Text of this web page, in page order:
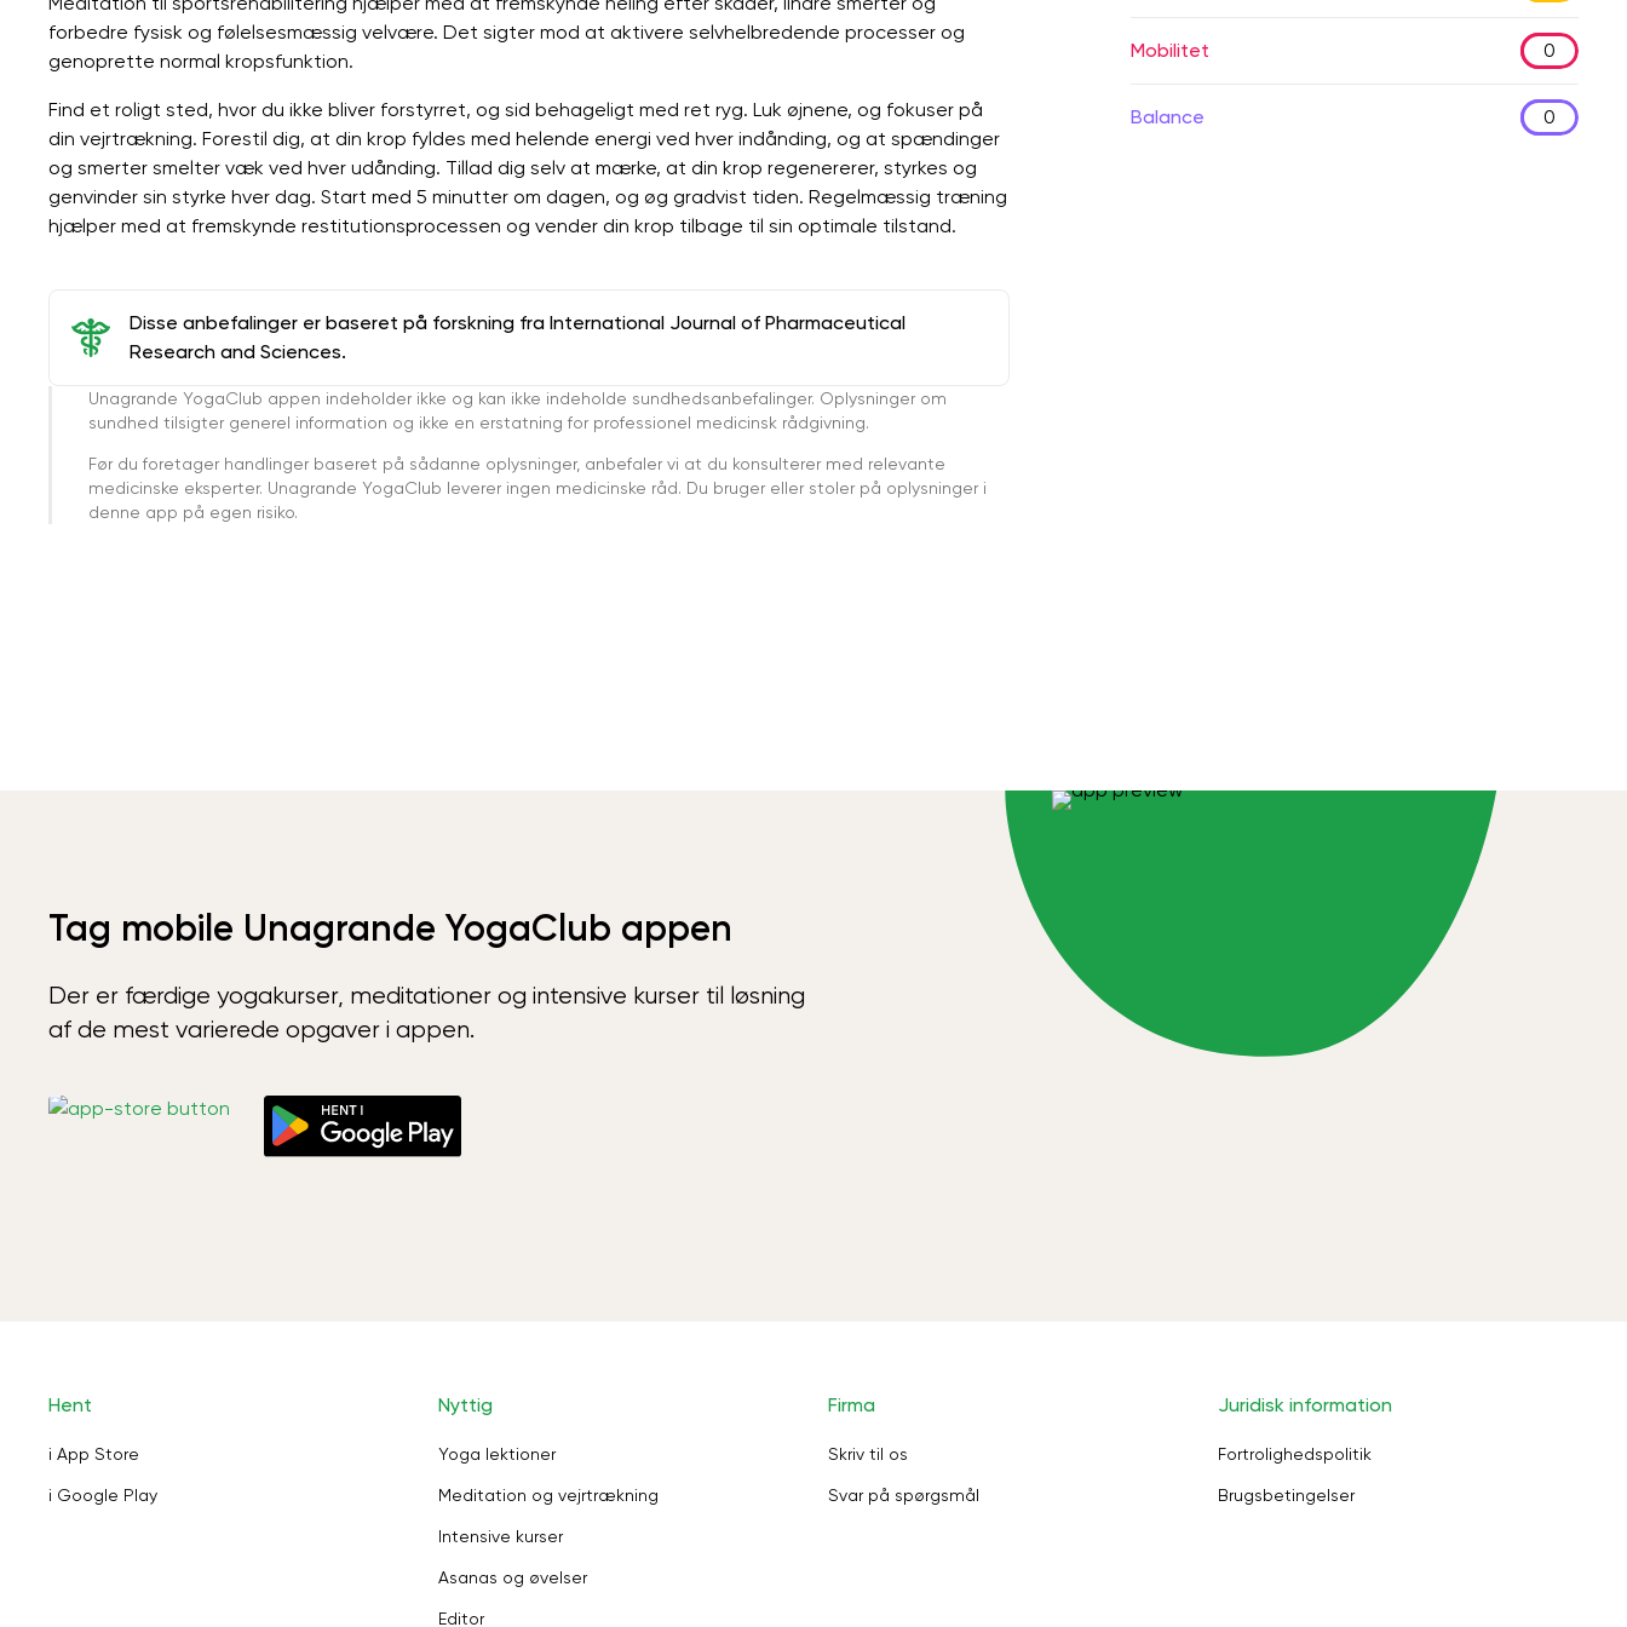
forbedre fysisk og følelsesmæssig velvære. Det sigter mod at aktivere selvhelbredende processer og
genoprette normal kropsfunktion.
Find et roligt sted, hvor du ikke bliver forstyrret, og sid behageligt med ret ryg. Luk øjnene, og fokuser på
din vejrtrækning. Forestil dig, at din krop fyldes med helende energi ved hver indånding, og at spændinger
og smerter smelter væk ved hver udånding. Tillad dig selv at mærke, at din krop regenererer, styrkes og
genvinder sin styrke hver dag. Start med 5 minutter om dagen, og øg gradvist tiden. Regelmæssig træning
hjælper med at fremskynde restitutionsprocessen og vender din krop tilbage til sin optimale tilstand.
Disse anbefalinger er baseret på forskning fra International Journal of Pharmaceutical
Research and Sciences.
Unagrande YogaClub appen indeholder ikke og kan ikke indeholde sundhedsanbefalinger. Oplysninger om
sundhed tilsigter generel information og ikke en erstatning for professionel medicinsk rådgivning.
Før du foretager handlinger baseret på sådanne oplysninger, anbefaler vi at du konsulterer med relevante
medicinske eksperter. Unagrande YogaClub leverer ingen medicinske råd. Du bruger eller stoler på oplysninger i
denne app på egen risiko.
Mobilitet 0
Balance 0
Tag mobile Unagrande YogaClub appen
Der er færdige yogakurser, meditationer og intensive kurser til løsning
af de mest varierede opgaver i appen.
Hent
i App Store
i Google Play
Nyttig
Yoga lektioner
Meditation og vejrtrækning
Intensive kurser
Asanas og øvelser
Editor
Firma
Skriv til os
Svar på spørgsmål
Juridisk information
Fortrolighedspolitik
Brugsbetingelser